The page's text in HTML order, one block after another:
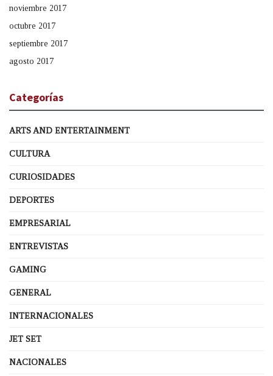
noviembre 2017
octubre 2017
septiembre 2017
agosto 2017
Categorías
ARTS AND ENTERTAINMENT
CULTURA
CURIOSIDADES
DEPORTES
EMPRESARIAL
ENTREVISTAS
GAMING
GENERAL
INTERNACIONALES
JET SET
NACIONALES